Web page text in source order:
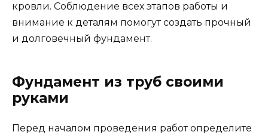
кровли. Соблюдение всех этапов работы и
внимание к деталям помогут создать прочный
и долговечный фундамент.
Фундамент из труб своими
руками
Перед началом проведения работ определите